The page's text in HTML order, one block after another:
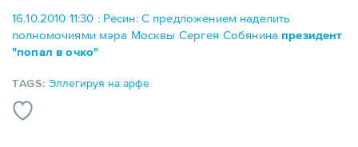
16.10.2010 11:30 : Ресин: С предложением наделить
полномочиями мэра Москвы Сергея Собянина президент
"попал в очко"
TAGS:Эллегируя на арфе